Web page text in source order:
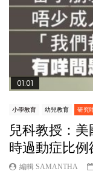
01:01
小學教育 幼兒教育 研究
兒科教授：
時過動症比例
編輯 SAMANTHA